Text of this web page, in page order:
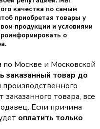
качества по самым
приобретая товары у
продукции и условиями
о
по Москве и Московской
заказанный товар до
товара, все
Если причина
оплатить только